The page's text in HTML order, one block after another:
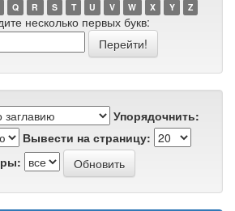
Q R S T U V W X Y Z
несколько первых букв:
Упорядочнить:
Вывести на страницу: